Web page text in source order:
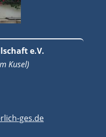
e.V.
Kusel)
ges.de